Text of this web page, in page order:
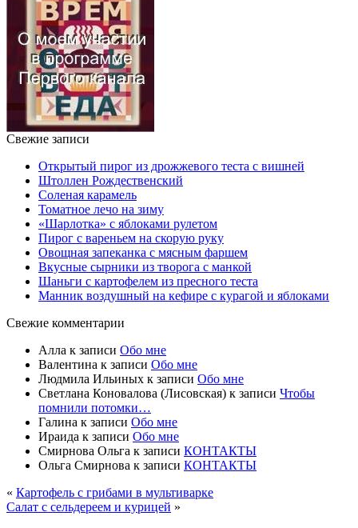
Свежие записи
Открытый пирог из дрожжевого теста с вишней
Штоллен Рождественский
Соленая карамель
Томатное лечо на зиму
«Шарлотка» с яблоками рулетом
Пирог с вареньем на скорую руку
Овощная запеканка с мясным фаршем
Вкусные сырники из творога с манкой
Шаньги с картофелем из пресного теста
Манник воздушный на кефире с курагой и яблоками
Свежие комментарии
Алла к записи Обо мне
Валентина к записи Обо мне
Людмила Ильиных к записи Обо мне
Светлана Коновалова (Лисовская) к записи Чтобы
помнили потомки…
Галина к записи Обо мне
Ираида к записи Обо мне
Смирнова Ольга к записи КОНТАКТЫ
Ольга Смирнова к записи КОНТАКТЫ
« Картофель с грибами в мультиварке
Салат с сельдереем и курицей »